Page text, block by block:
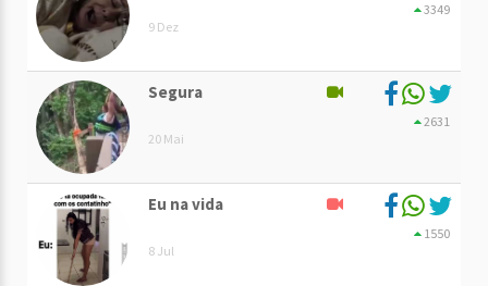
9 Dez
3349
Segura
20 Mai
2631
Eu na vida
8 Jul
1550